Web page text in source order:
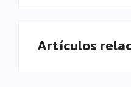
Artículos